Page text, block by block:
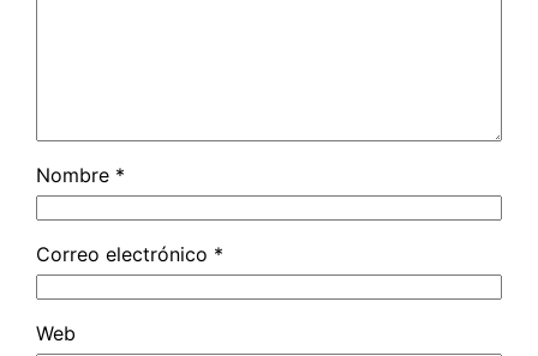
Nombre *
Correo electrónico *
Web